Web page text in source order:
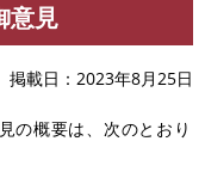
意見
掲載日 2023年8月25日
の概要は、次のとおり